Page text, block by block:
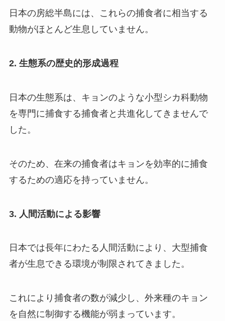
日本の房総半島には、これらの捕食者に相当する
動物がほとんど生息していません。
2. 生態系の歴史的形成過程
日本の生態系は、キョンのような小型シカ科動物
を専門に捕食する捕食者と共進化してきませんで
した。
そのため、在来の捕食者はキョンを効率的に捕食
するための適応を持っていません。
3. 人間活動による影響
日本では長年にわたる人間活動により、大型捕食
者が生息できる環境が制限されてきました。
これにより捕食者の数が減少し、外来種のキョン
を自然に制御する機能が弱まっています。